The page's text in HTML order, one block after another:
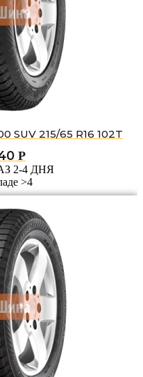
SUV 215/65 R16 102T
Р
2-4 ДНЯ
>4